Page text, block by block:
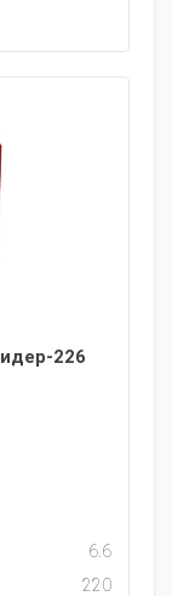
226
6.6
220